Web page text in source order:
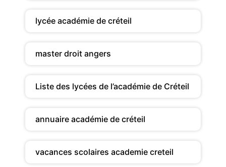
lycée académie de créteil
master droit angers
Liste des lycées de l’académie de Créteil
annuaire académie de créteil
vacances scolaires academie creteil